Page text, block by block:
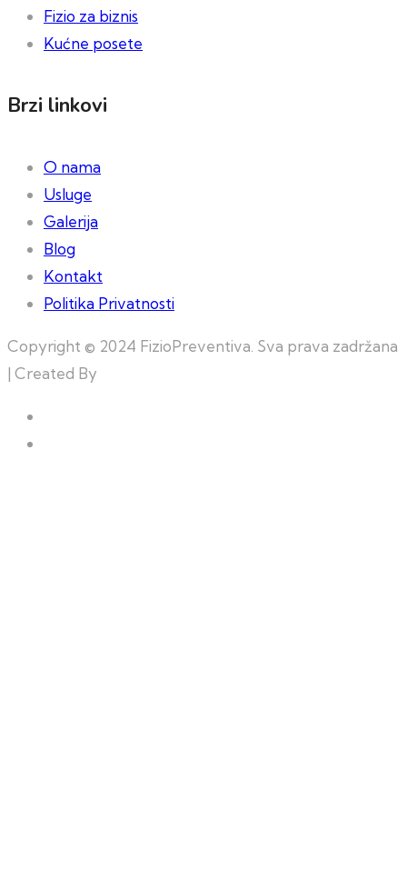
Fizio za biznis
Kućne posete
Brzi linkovi
O nama
Usluge
Galerija
Blog
Kontakt
Politika Privatnosti
Copyright © 2024 FizioPreventiva. Sva prava zadržana
| Created By